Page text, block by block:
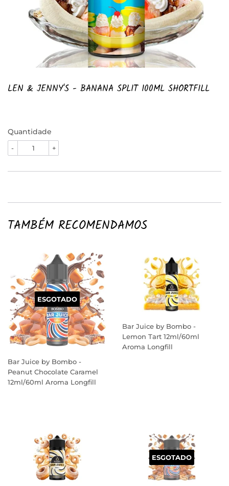
LEN & JENNY'S - BANANA SPLIT 100ML SHORTFILL
Quantidade
+
-
TAMBÉM RECOMENDAMOS
ESGOTADO
Bar Juice by Bombo -
Peanut Chocolate Caramel
12ml/60ml Aroma Longfill
Bar Juice by Bombo -
Lemon Tart 12ml/60ml
Aroma Longfill
ESGOTADO